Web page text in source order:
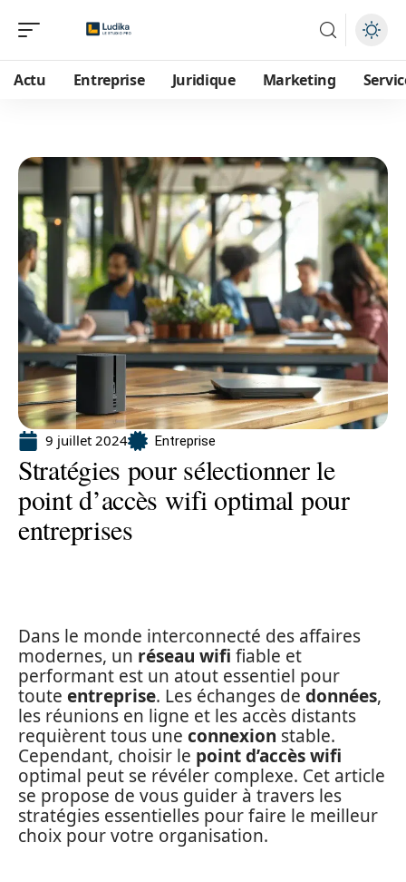
Actu Entreprise Juridique Marketing
9 juillet 2024 Entreprise
Stratégies pour sélectionner le
point d’accès wifi optimal pour
entreprises
Dans le monde interconnecté des affaires
modernes, un réseau wifi fiable et
performant est un atout essentiel pour
toute entreprise. Les échanges de données,
les réunions en ligne et les accès distants
requièrent tous une connexion stable.
Cependant, choisir le point d’accès wifi
optimal peut se révéler complexe. Cet article
se propose de vous guider à travers les
stratégies essentielles pour faire le meilleur
choix pour votre organisation.